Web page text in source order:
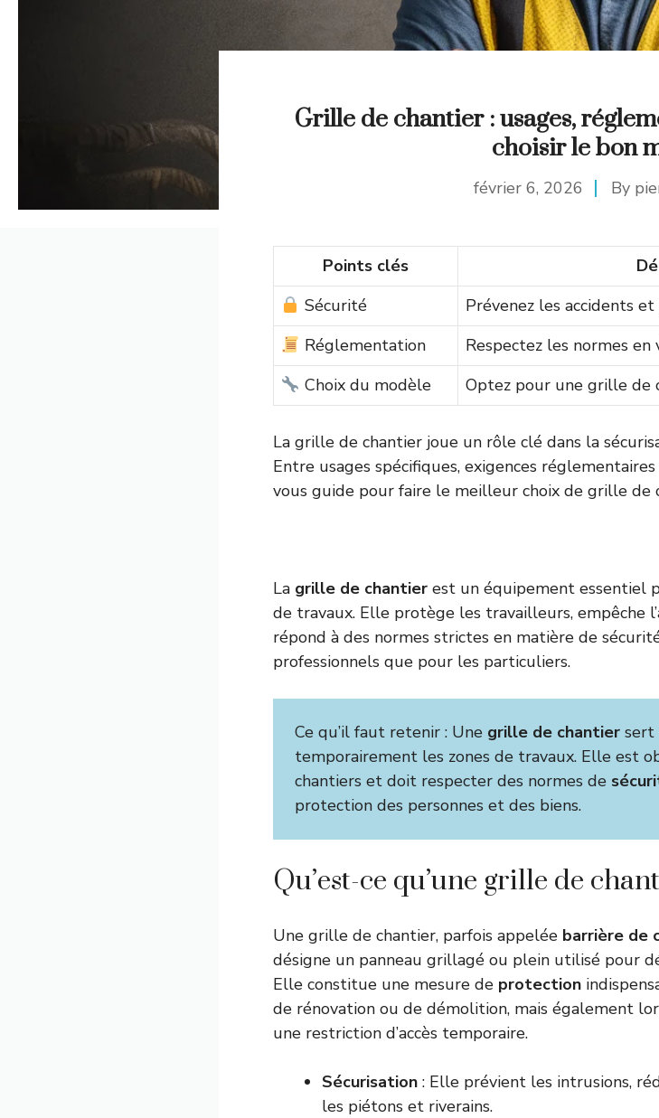
Grille de chantier : usages,
choisir le bon
février 6, 2026 By
Points clés
Sécurité
Prévenez les accidents
Réglementation
Respectez les normes en
Choix du modèle
Optez pour une grille de
La grille de chantier joue un rôle clé dans la
Entre usages spécifiques, exigences
vous guide pour faire le meilleur choix de grille de
La grille de chantier est un équipement essentiel
de travaux. Elle protège les travailleurs, empêche
répond à des normes strictes en matière de
professionnels que pour les particuliers.
Ce qu’il faut retenir : Une grille de chantier sert
temporairement les zones de travaux. Elle est
chantiers et doit respecter des normes de
protection des personnes et des biens.
Qu’est-ce qu’une grille de
Une grille de chantier, parfois appelée barrière de
désigne un panneau grillagé ou plein utilisé pour
Elle constitue une mesure de protection
de rénovation ou de démolition, mais également
une restriction d’accès temporaire.
Sécurisation : Elle prévient les intrusions,
les piétons et riverains.